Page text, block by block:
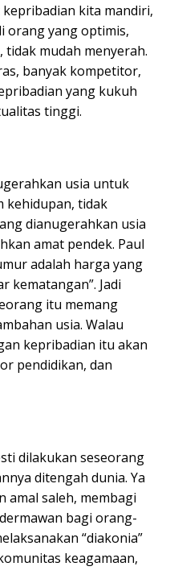
kita mandiri,
orang yang optimis,
mudah menyerah.
banyak kompetitor,
yang kukuh
tinggi.
usia untuk
kehidupan, tidak
dianugerahkan usia
amat pendek. Paul
adalah harga yang
kematangan”. Jadi
itu memang
usia. Walau
kepribadian itu akan
pendidikan, dan
dilakukan seseorang
ditengah dunia. Ya
amal saleh, membagi
bagi orang-
“diakonia”
keagamaan,